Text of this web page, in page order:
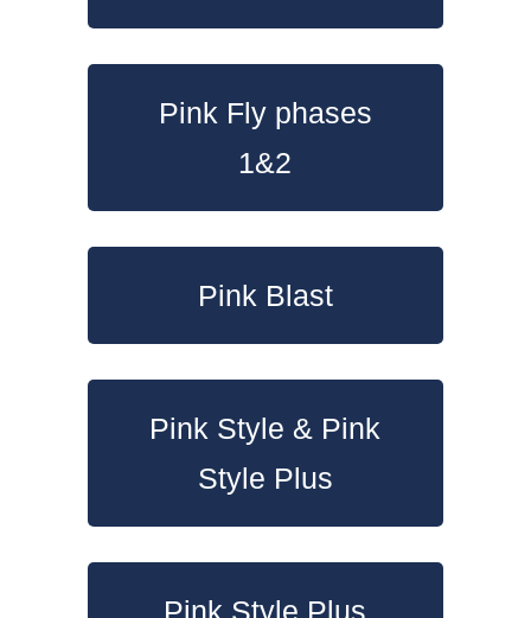
Pink Fly phases
1&2
Pink Blast
Pink Style & Pink
Style Plus
Pink Style Plus